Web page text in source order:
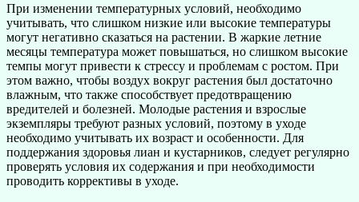
При изменении температурных условий, необходимо
учитывать, что слишком низкие или высокие температуры
могут негативно сказаться на растении. В жаркие летние
месяцы температура может повышаться, но слишком высокие
темпы могут привести к стрессу и проблемам с ростом. При
этом важно, чтобы воздух вокруг растения был достаточно
влажным, что также способствует предотвращению
вредителей и болезней. Молодые растения и взрослые
экземпляры требуют разных условий, поэтому в уходе
необходимо учитывать их возраст и особенности. Для
поддержания здоровья лиан и кустарников, следует регулярно
проверять условия их содержания и при необходимости
проводить коррективы в уходе.